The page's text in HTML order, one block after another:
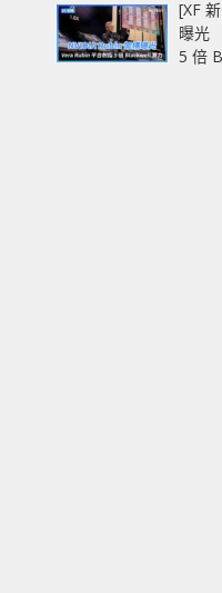
[XF
曝光
5 倍